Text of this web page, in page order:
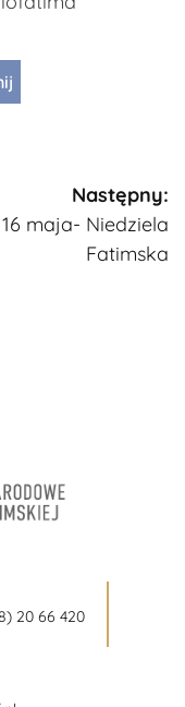
Następny:
16 maja- Niedziela
Fatimska
20 66 420